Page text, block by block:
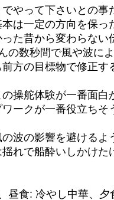
やって下さいとの
は一定の方向を保
た昔から変わらな
の数秒間で風や波に
方の目標物で修正す
操舵体験が一番面
ークが一番役立ちそ
波の影響を避ける
れで船酔いしかけ
昼食: 冷やし中華、